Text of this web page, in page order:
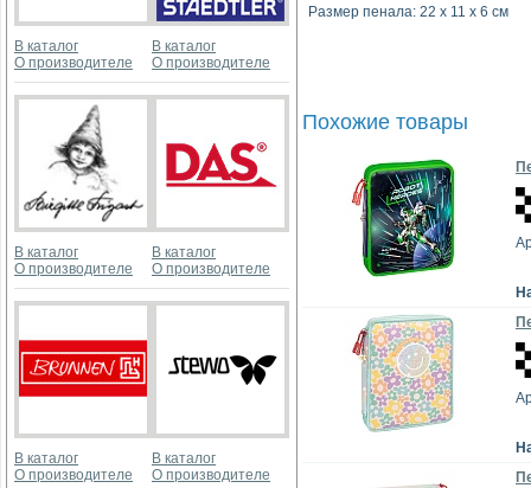
В каталог
О производителе
В каталог
О производителе
В каталог
О производителе
В каталог
О производителе
В каталог
О производителе
В каталог
О производителе
Размер пенала: 22 x 11 x 6 см
Похожие товары